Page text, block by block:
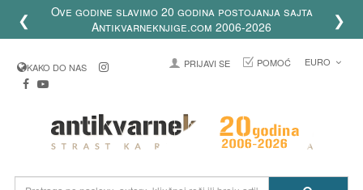
❮
Ove godine slavimo 20 godina postojanja sajta
Antikvarneknjige.com 2006-2026
❯
KAKO DO NAS PRIJAVI SE POMOĆ EURO